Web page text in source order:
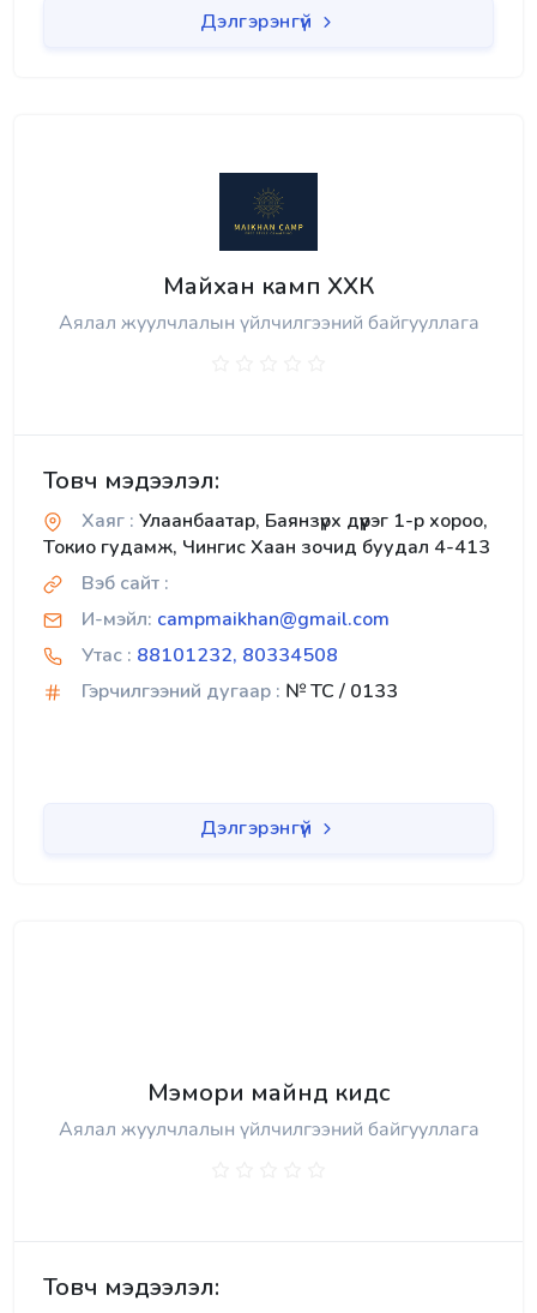
Дэлгэрэнгүй
Майхан камп ХХК
Аялал жуулчлалын үйлчилгээний байгууллага
Товч мэдээлэл:
Хаяг : Улаанбаатар, Баянзүрх дүүрэг 1-р хороо,
Токио гудамж, Чингис Хаан зочид буудал 4-413
Вэб сайт :
И-мэйл: campmaikhan@gmail.com
Утас : 88101232, 80334508
Гэрчилгээний дугаар : № TC / 0133
Дэлгэрэнгүй
Мэмори майнд кидс
Аялал жуулчлалын үйлчилгээний байгууллага
Товч мэдээлэл: